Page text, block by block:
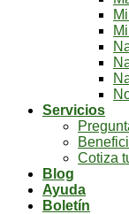
Servicios
Cotiza
Blog
Ayuda
Boletín